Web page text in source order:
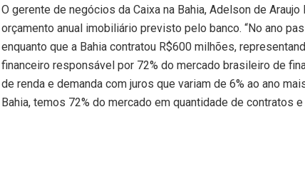
O gerente de negócios da Caixa na Bahia, Adelson de
orçamento anual imobiliário previsto pelo banco. “No ano
enquanto que a Bahia contratou R$600 milhões,
financeiro responsável por 72% do mercado brasileiro de
de renda e demanda com juros que variam de 6% ao ano
Bahia, temos 72% do mercado em quantidade de contratos